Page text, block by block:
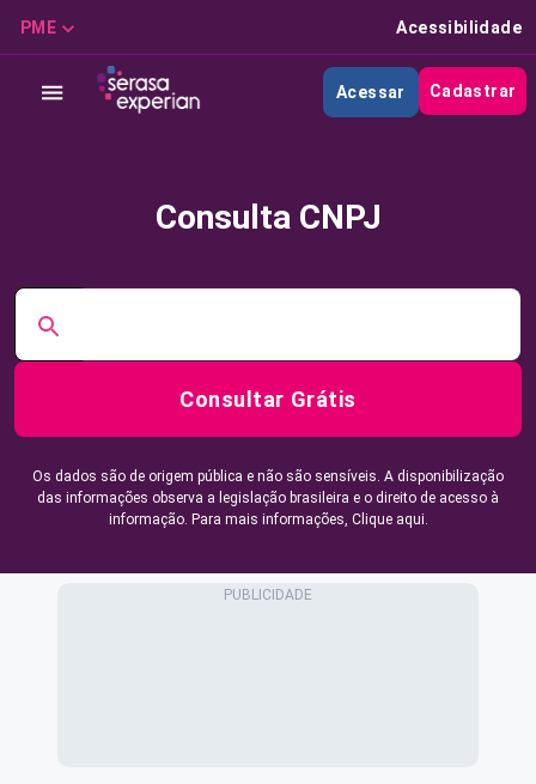
PME Acessibilidade
Acessar Cadastrar
Consulta CNPJ
Consultar Grátis
Os dados são de origem pública e não são sensíveis. A disponibilização
das informações observa a legislação brasileira e o direito de acesso à
informação. Para mais informações, Clique aqui.